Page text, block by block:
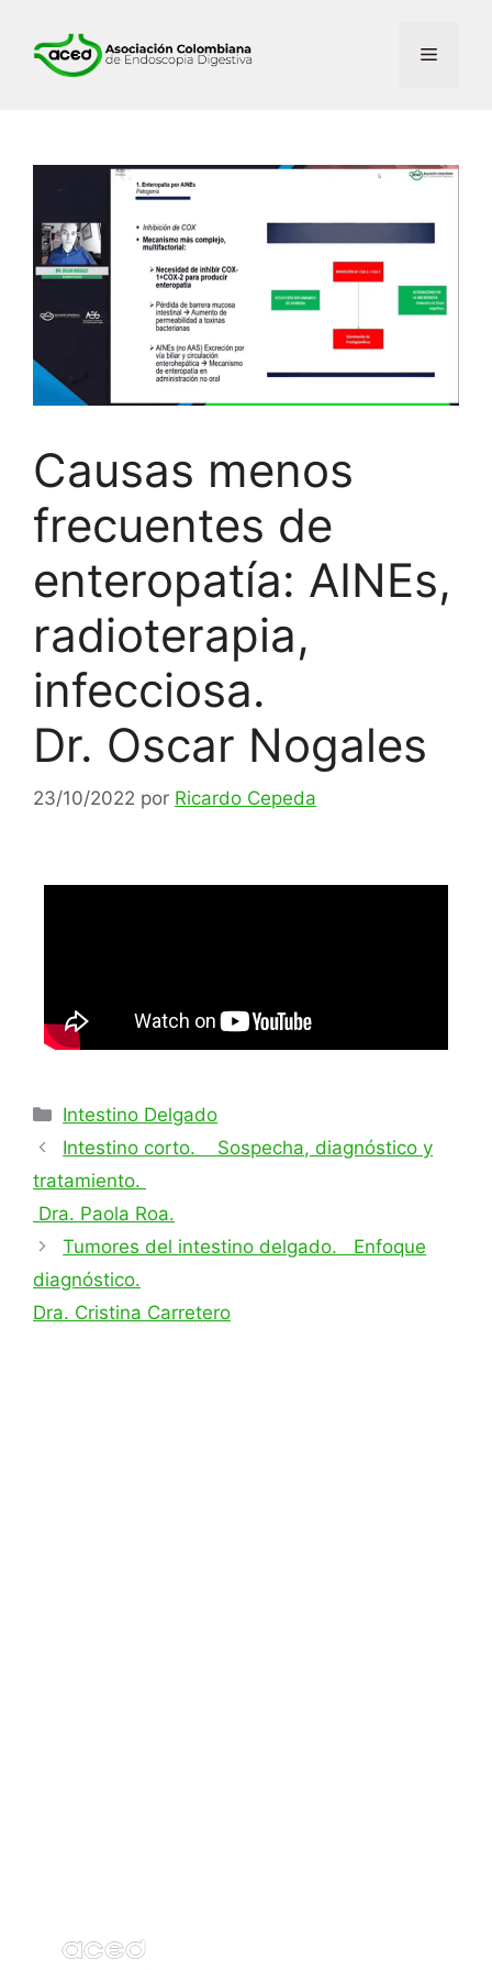
Causas menos
frecuentes de
enteropatía: AINEs,
radioterapia,
infecciosa.
Dr. Oscar Nogales
23/10/2022 por Ricardo Cepeda
Intestino Delgado
Intestino corto. Sospecha, diagnóstico y
tratamiento.
Dra. Paola Roa.
Tumores del intestino delgado. Enfoque
diagnóstico.
Dra. Cristina Carretero